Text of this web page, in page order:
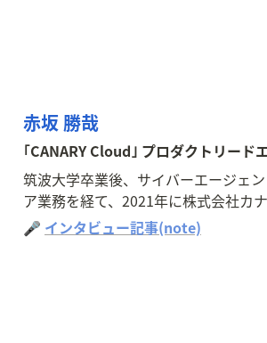
赤坂 勝哉
｢CANARY Cloud｣ プロダクトリード
筑波大学卒業後、サイバーエージェ
ア業務を経て、2021年に株式会社カ
🎤 インタビュー記事(note)